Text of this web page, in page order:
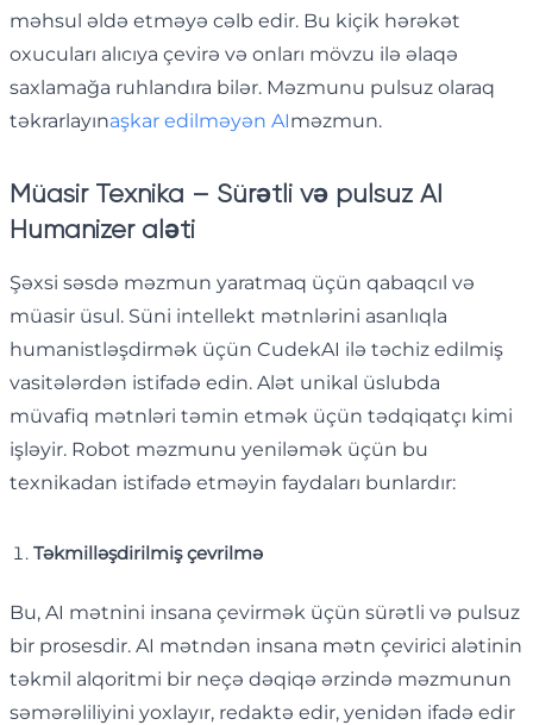
məhsul əldə etməyə cəlb edir. Bu kiçik hərəkət
oxucuları alıcıya çevirə və onları mövzu ilə əlaqə
saxlamağa ruhlandıra bilər. Məzmunu pulsuz olaraq
təkrarlayınaşkar edilməyən AIməzmun.
Müasir Texnika – Sürətli və pulsuz AI
Humanizer aləti
Şəxsi səsdə məzmun yaratmaq üçün qabaqcıl və
müasir üsul. Süni intellekt mətnlərini asanlıqla
humanistləşdirmək üçün CudekAI ilə təchiz edilmiş
vasitələrdən istifadə edin. Alət unikal üslubda
müvafiq mətnləri təmin etmək üçün tədqiqatçı kimi
işləyir. Robot məzmunu yeniləmək üçün bu
texnikadan istifadə etməyin faydaları bunlardır:
Təkmilləşdirilmiş çevrilmə
Bu, AI mətnini insana çevirmək üçün sürətli və pulsuz
bir prosesdir. AI mətndən insana mətn çevirici alətinin
təkmil alqoritmi bir neçə dəqiqə ərzində məzmunun
səmərəliliyini yoxlayır, redaktə edir, yenidən ifadə edir